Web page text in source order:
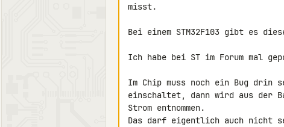
misst.
Bei einem STM32F103 gibt es
Ich habe bei ST im Forum mal
Im Chip muss noch ein Bug drin
einschaltet, dann wird aus der
Strom entnommen.
Das darf eigentlich auch nicht